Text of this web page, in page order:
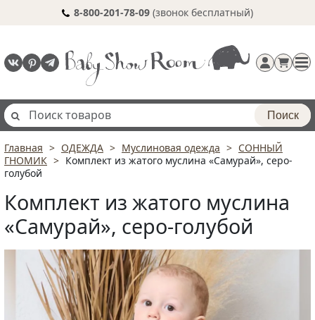
8-800-201-78-09 (звонок бесплатный)
Регистрация
Поиск
Главная ОДЕЖДА Муслиновая одежда
СОННЫЙ
ГНОМИК
Комплект из жатого муслина «Самурай», серо-
голубой
Комплект из жатого муслина
«Самурай», серо-голубой